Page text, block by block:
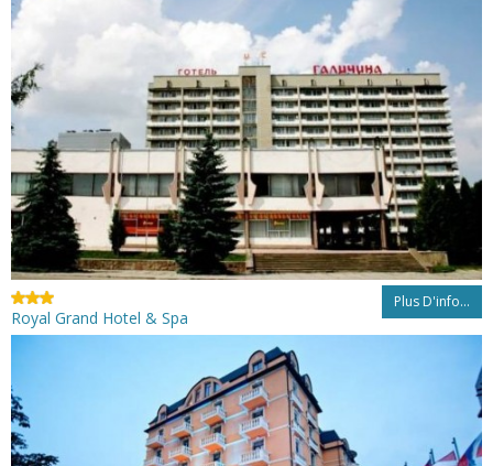
Plus D'info...
Royal Grand Hotel & Spa